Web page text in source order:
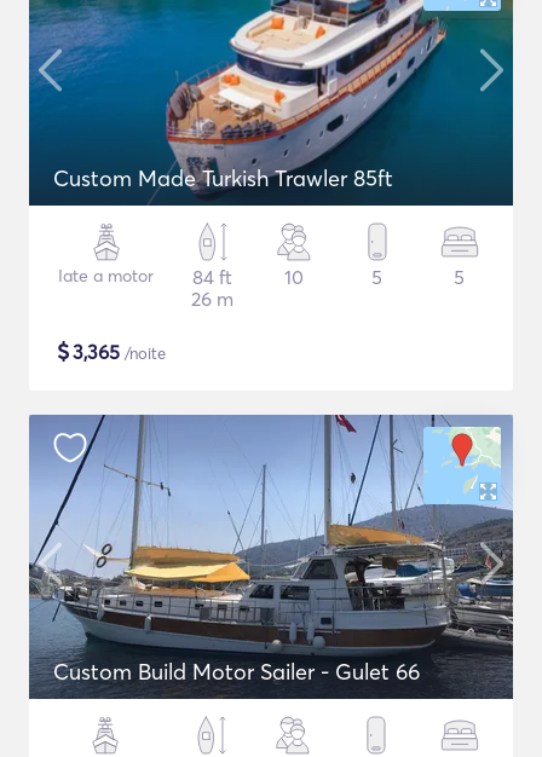
Custom Made Turkish Trawler 85ft
Iate a motor
84 ft
26 m
10 5 5
$3,365 /noite
Custom Build Motor Sailer - Gulet 66